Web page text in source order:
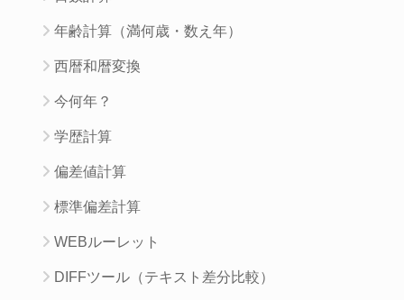
年齢計算（満何歳・数え年）
西暦和暦変換
今何年？
学歴計算
偏差値計算
標準偏差計算
WEBルーレット
DIFFツール（テキスト差分比較）